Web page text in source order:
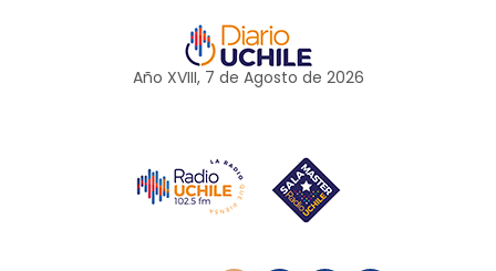
Año XVIII, 7 de Agosto de 2026